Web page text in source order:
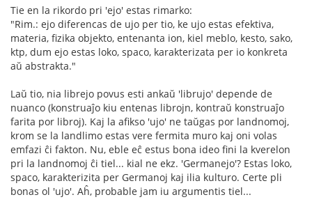
Tie en la rikordo pri 'ejo' estas rimarko:
"Rim.: ejo diferencas de ujo per tio, ke ujo estas efektiva,
materia, fizika objekto, entenanta ion, kiel meblo, kesto, sako,
ktp, dum ejo estas loko, spaco, karakterizata per io konkreta
aŭ abstrakta."
Laŭ tio, nia librejo povus esti ankaŭ 'librujo' depende de
nuanco (konstruaĵo kiu entenas librojn, kontraŭ konstruaĵo
farita por libroj). Kaj la afikso 'ujo' ne taŭgas por landnomoj,
krom se la landlimo estas vere fermita muro kaj oni volas
emfazi ĉi fakton. Nu, eble eĉ estus bona ideo fini la kverelon
pri la landnomoj ĉi tiel... kial ne ekz. 'Germanejo'? Estas loko,
spaco, karakterizita per Germanoj kaj ilia kulturo. Certe pli
bonas ol 'ujo'. Aĥ, probable jam iu argumentis tiel...